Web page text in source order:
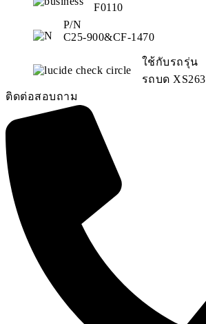
F0110
P/N
C25-900&CF-1470
ใช้กับรถรุ่น
รถบด XS263
ติดต่อสอบถาม